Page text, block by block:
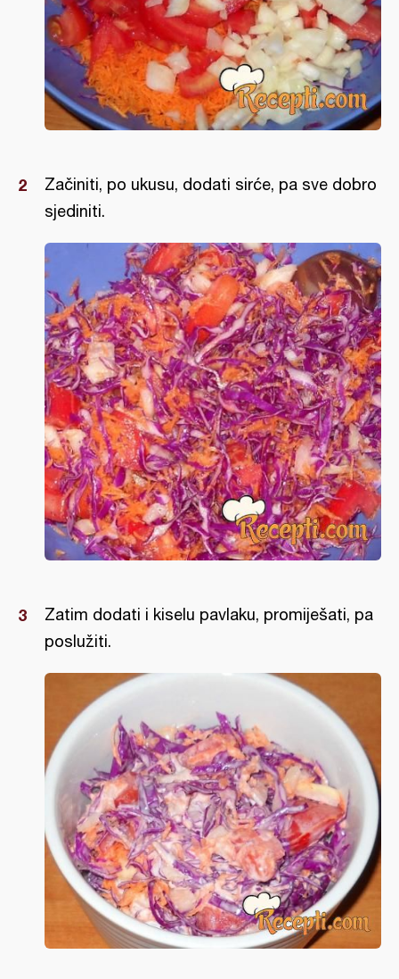
Začiniti, po ukusu, dodati sirće, pa sve dobro
sjediniti.
Zatim dodati i kiselu pavlaku, promiješati, pa
poslužiti.